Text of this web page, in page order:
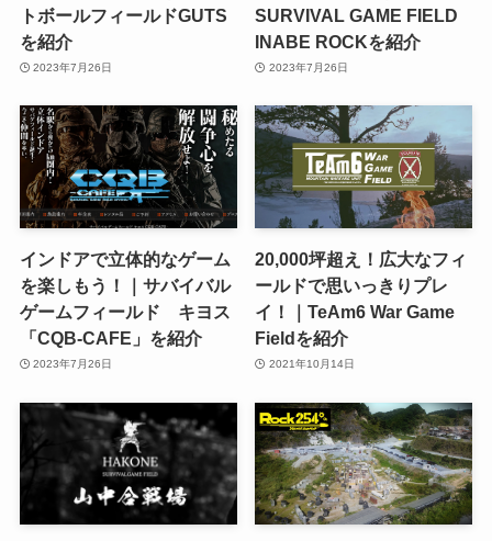
トボールフィールドGUTS
を紹介
2023年7月26日
SURVIVAL GAME FIELD
INABE ROCKを紹介
2023年7月26日
インドアで立体的なゲーム
を楽しもう！｜サバイバル
ゲームフィールド キヨス
「CQB-CAFE」を紹介
2023年7月26日
20,000坪超え！広大なフィ
ールドで思いっきりプレ
イ！｜TeAm6 War Game
Fieldを紹介
2021年10月14日